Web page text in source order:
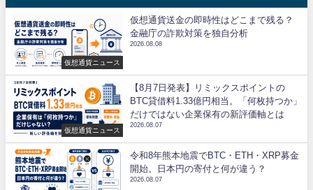
仮想通貨ニュース
仮想通貨送金の即時性はどこまで残る？
金融庁の詐欺対策を独自分析
2026.08.08
仮想通貨ニュース
【8月7日発表】リミックスポイントの
BTC貸借料1.33億円相当。「何枚持つか」
だけではない企業保有の新評価軸とは
2026.08.07
令和8年熊本地震でBTC・ETH・XRP募金
開始。日本円の寄付と何が違う？
2026.08.07